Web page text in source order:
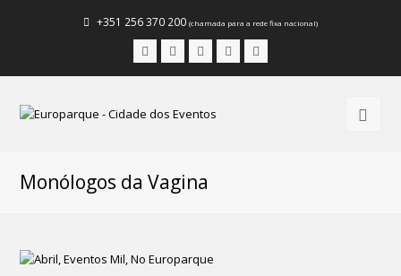
+351 256 370 200 (chamada para a rede fixa nacional)
FacebookInstagram
LinkedInYoutube
Monólogos da Vagina